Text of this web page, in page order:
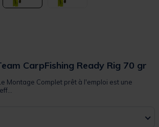
CarpFishing Ready Rig 70 gr
Montage Complet prêt à l'emploi est une